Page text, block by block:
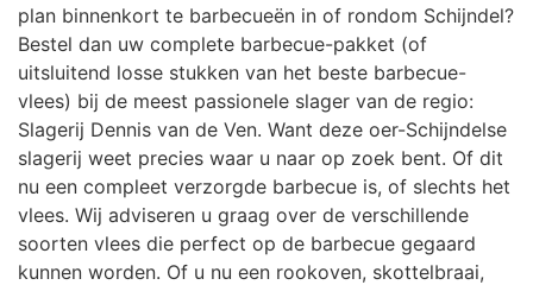
plan binnenkort te barbecueën in of rondom Schijndel?
Bestel dan uw complete barbecue-pakket (of
uitsluitend losse stukken van het beste barbecue-
vlees) bij de meest passionele slager van de regio:
Slagerij Dennis van de Ven. Want deze oer-Schijndelse
slagerij weet precies waar u naar op zoek bent. Of dit
nu een compleet verzorgde barbecue is, of slechts het
vlees. Wij adviseren u graag over de verschillende
soorten vlees die perfect op de barbecue gegaard
kunnen worden. Of u nu een rookoven, skottelbraai,